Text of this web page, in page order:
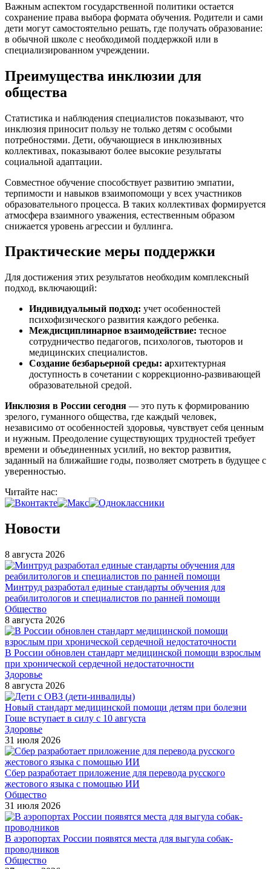
Важным аспектом государственной политики остается
сохранение права выбора формата обучения. Родители и сами
дети могут самостоятельно решать, где получать образование:
в обычной школе с необходимой поддержкой или в
специализированном учреждении.
Преимущества инклюзии для
общества
Статистика и наблюдения специалистов показывают, что
инклюзия приносит пользу не только детям с особыми
потребностями. Дети, обучающиеся в инклюзивных
коллективах, показывают более высокие результаты
социальной адаптации.
Совместное обучение способствует развитию эмпатии,
терпимости и навыков взаимопомощи у всех участников
образовательного процесса. В таких коллективах формируется
атмосфера взаимного уважения, естественным образом
снижается уровень агрессии и буллинга.
Практические меры поддержки
Для достижения этих результатов необходим комплексный
подход, включающий:
Индивидуальный подход: учет особенностей
психофизического развития каждого ребенка.
Междисциплинарное взаимодействие: тесное
сотрудничество педагогов, психологов, тьюторов и
медицинских специалистов.
Создание безбарьерной среды: архитектурная
доступность в сочетании с коррекционно-развивающей
образовательной средой.
Инклюзия в России сегодня — это путь к формированию
зрелого, гуманного общества, где каждый человек,
независимо от особенностей здоровья, чувствует себя ценным
и нужным. Преодоление существующих трудностей требует
времени и объединенных усилий, но вектор развития,
заданный на ближайшие годы, позволяет смотреть в будущее с
уверенностью.
Читайте нас:
Новости
8 августа 2026
Минтруд разработал единые стандарты обучения для
реабилитологов и специалистов по ранней помощи
Общество
8 августа 2026
В России обновлен стандарт медицинской помощи взрослым
при хронической сердечной недостаточности
Здоровье
8 августа 2026
Новый стандарт медицинской помощи детям при болезни
Гоше вступает в силу с 10 августа
Здоровье
31 июля 2026
Сбер разработает приложение для перевода русского
жестового языка с помощью ИИ
Общество
31 июля 2026
В аэропортах России появятся места для выгула собак-
проводников
Общество